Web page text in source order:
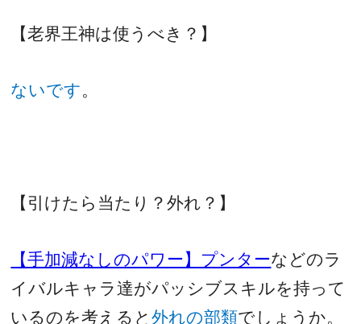
【老界王神は使うべき？】
ないです。
【引けたら当たり？外れ？】
【手加減なしのパワー】プンターなどのラ
イバルキャラ達がパッシブスキルを持って
いるのを考えると外れの部類でしょうか。